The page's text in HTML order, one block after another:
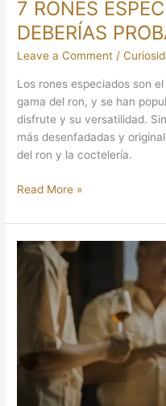
7 RONES
DEBERÍAS
Leave a Comment /
Los rones especiados son
gama del ron, y se han
disfrute y su versatilidad.
más desenfadadas y
del ron y la coctelería.
Read More »
JUAN
CARLOS
GONZÁLEZ:
OBLIGACIÓN
PROTEGER
TRADICIÓN